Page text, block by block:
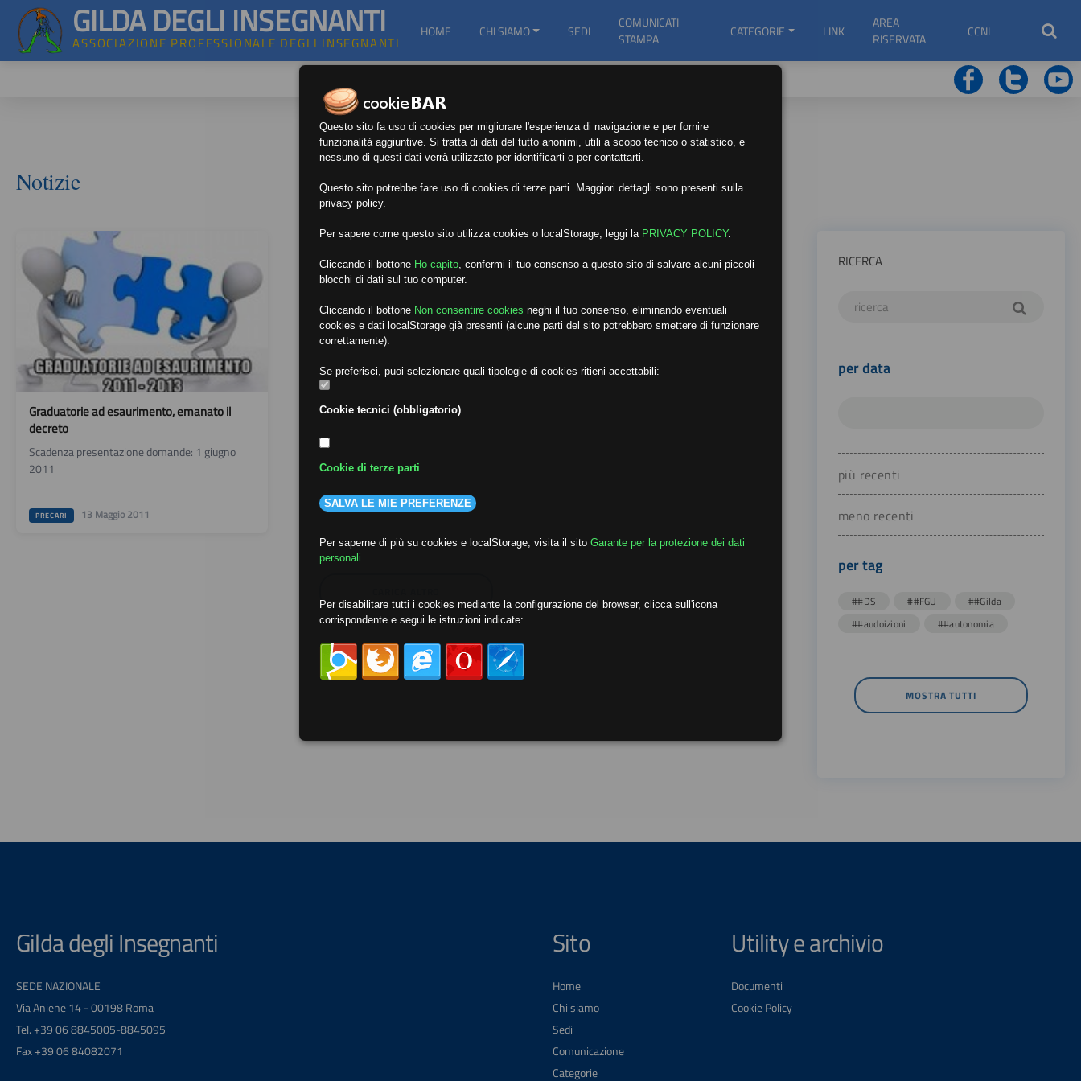
GILDA DEGLI INSEGNANTI
ASSOCIAZIONE PROFESSIONALE DEGLI INSEGNANTI
HOME CHI SIAMO SEDI
COMUNICATI
STAMPA
CATEGORIE LINK
AREA
RISERVATA
CCNL
Notizie
Graduatorie ad esaurimento, emanato il
decreto
Scadenza presentazione domande: 1 giugno
2011
PRECARI 13 Maggio 2011
CARICA ALTRO
RICERCA
per data
più recenti
meno recenti
per tag
##DS ##FGU
##Gilda
##audoizioni
##autonomia
MOSTRA TUTTI
Gilda degli Insegnanti
SEDE NAZIONALE
Via Aniene 14 - 00198 Roma
Tel. +39 06 8845005-8845095
Fax +39 06 84082071
Sito
Home
Chi siamo
Sedi
Comunicazione
Categorie
Utility e archivio
Documenti
Cookie Policy
Questo sito fa uso di cookies per migliorare l'esperienza di navigazione e per fornire
funzionalità aggiuntive. Si tratta di dati del tutto anonimi, utili a scopo tecnico o statistico, e
nessuno di questi dati verrà utilizzato per identificarti o per contattarti.
Questo sito potrebbe fare uso di cookies di terze parti. Maggiori dettagli sono presenti sulla
privacy policy.
Per sapere come questo sito utilizza cookies o localStorage, leggi la PRIVACY POLICY.
Cliccando il bottone Ho capito, confermi il tuo consenso a questo sito di salvare alcuni piccoli
blocchi di dati sul tuo computer.
Cliccando il bottone Non consentire cookies neghi il tuo consenso, eliminando eventuali
cookies e dati localStorage già presenti (alcune parti del sito potrebbero smettere di funzionare
correttamente).
Se preferisci, puoi selezionare quali tipologie di cookies ritieni accettabili:
Cookie tecnici (obbligatorio)
Cookie di terze parti
SALVA LE MIE PREFERENZE
Per saperne di più su cookies e localStorage, visita il sito Garante per la protezione dei dati
personali.
Per disabilitare tutti i cookies mediante la configurazione del browser, clicca sull'icona
corrispondente e segui le istruzioni indicate: